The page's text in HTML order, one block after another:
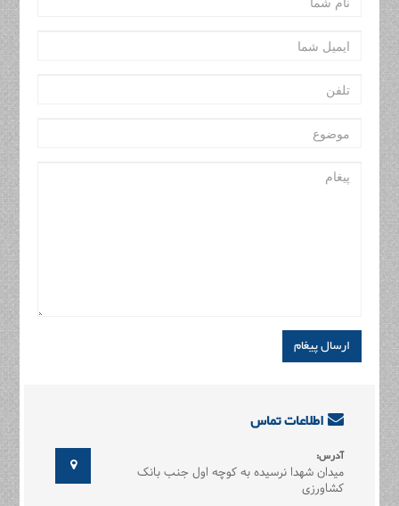
ارسال پیغام
اطلاعات تماس
آدرس:
میدان شهدا نرسیده به کوچه اول جنب بانک
کشاورزی